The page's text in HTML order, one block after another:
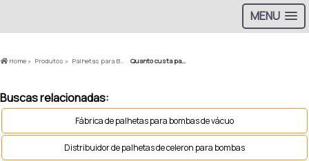
MENU
Home » Produtos » Palhetas para Bomba a Vácuo » Quanto custa palheta de celeron
Buscas relacionadas:
Fábrica de palhetas para bombas de vácuo
Distribuidor de palhetas de celeron para bombas